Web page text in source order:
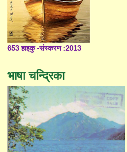
653 हाइकु -संस्करण :2013
भाषा चन्द्रिका